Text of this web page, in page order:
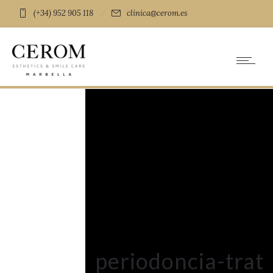
(+34) 952 905 118 clinica@cerom.es
periodoncia-trat